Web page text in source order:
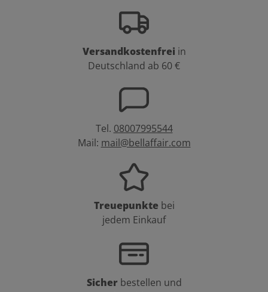
Versandkostenfrei in
Deutschland ab 60 €
Tel. 08007995544
Mail: mail@bellaffair.com
Treuepunkte bei
jedem Einkauf
Sicher bestellen und